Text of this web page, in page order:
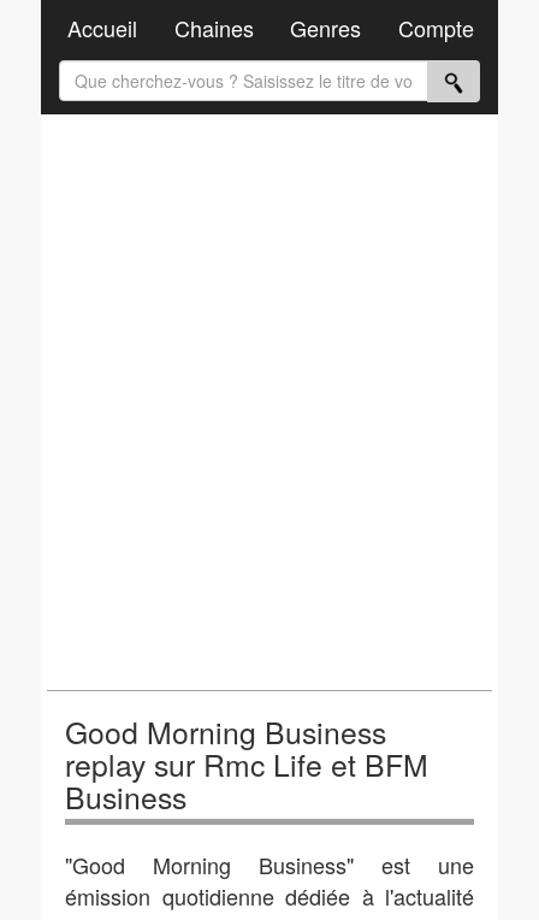
Good Morning Business
replay sur Rmc Life et BFM
Business
"Good Morning Business" est une
émission quotidienne dédiée à l'actualité
Accueil Chaines Genres Compte